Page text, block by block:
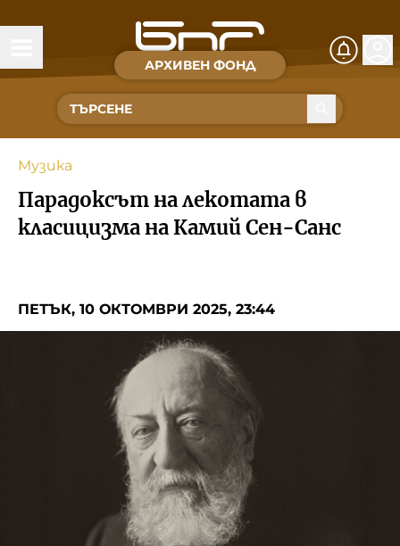
АРХИВЕН ФОНД
Времена и хора
Култура
Музика
Спорт
Съвет за електронни медии
БНР Новини
Детското.БНР
Музика
Парадоксът на лекотата в
класицизма на Камий Сен-Санс
ПЕТЪК, 10 ОКТОМВРИ 2025, 23:44